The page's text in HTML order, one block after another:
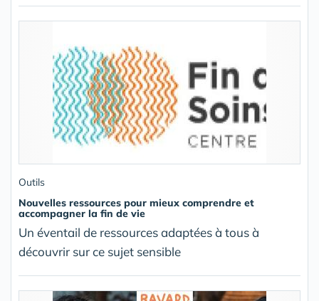
Outils
Nouvelles ressources pour mieux comprendre et
accompagner la fin de vie
Un éventail de ressources adaptées à tous à
découvrir sur ce sujet sensible